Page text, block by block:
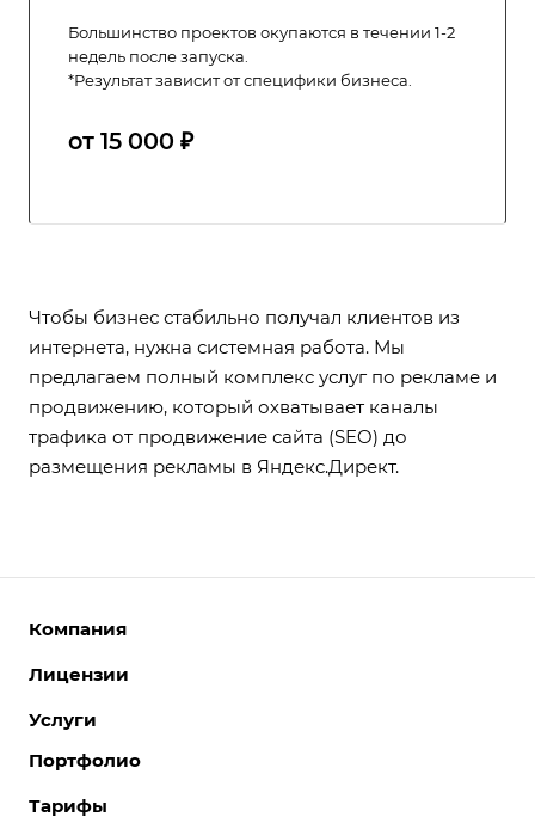
Большинство проектов окупаются в течении 1-2
недель после запуска.
*Результат зависит от специфики бизнеса.
от 15 000 ₽
Чтобы бизнес стабильно получал клиентов из
интернета, нужна системная работа. Мы
предлагаем полный комплекс услуг по рекламе и
продвижению, который охватывает каналы
трафика от продвижение сайта (SEO) до
размещения рекламы в Яндекс.Директ.
Компания
О компании
Отзывы
Вакансии
Лицензии
Интернет-магазины
Корпоративные сайты
Услуги
Разработка сайтов
Поддержка сайтов
Портфолио
Тарифы